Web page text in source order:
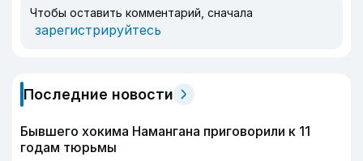
Чтобы оставить комментарий, сначала
зарегистрируйтесь
Последние новости
Бывшего хокима Намангана приговорили к 11
годам тюрьмы